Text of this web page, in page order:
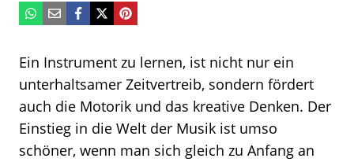
Ein Instrument zu lernen, ist nicht nur ein
unterhaltsamer Zeitvertreib, sondern fördert
auch die Motorik und das kreative Denken. Der
Einstieg in die Welt der Musik ist umso
schöner, wenn man sich gleich zu Anfang an